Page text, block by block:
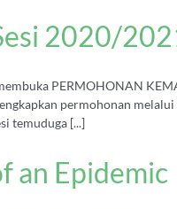
2020/
PERMOHONAN
permohonan
temuduga [...]
an Epidemic